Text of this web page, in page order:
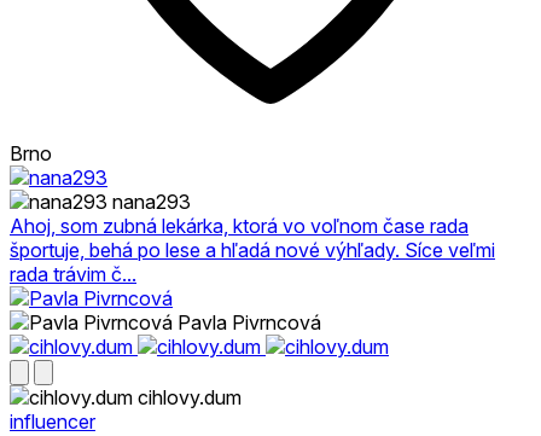
Brno
nana293
Ahoj, som zubná lekárka, ktorá vo voľnom čase rada
športuje, behá po lese a hľadá nové výhľady. Síce veľmi
rada trávim č...
Pavla Pivrncová
cihlovy.dum
influencer